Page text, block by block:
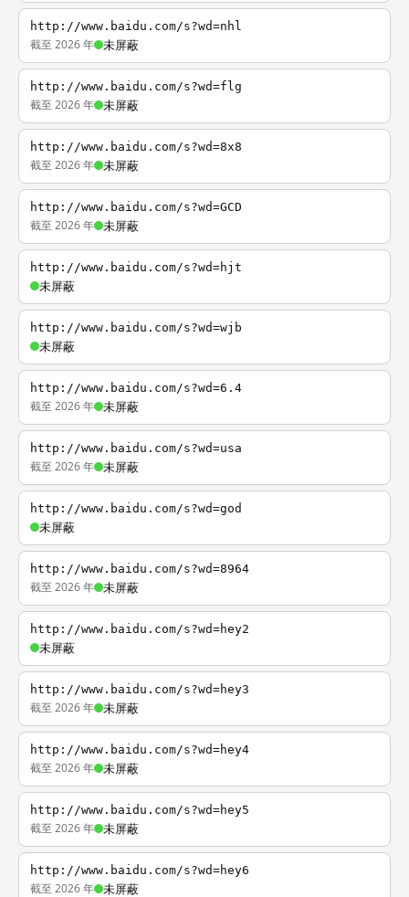
http://www.baidu.com/s?wd=nhl
截至 2026 年 未屏蔽
http://www.baidu.com/s?wd=flg
截至 2026 年 未屏蔽
http://www.baidu.com/s?wd=8x8
截至 2026 年 未屏蔽
http://www.baidu.com/s?wd=GCD
截至 2026 年 未屏蔽
http://www.baidu.com/s?wd=hjt
未屏蔽
http://www.baidu.com/s?wd=wjb
未屏蔽
http://www.baidu.com/s?wd=6.4
截至 2026 年 未屏蔽
http://www.baidu.com/s?wd=usa
截至 2026 年 未屏蔽
http://www.baidu.com/s?wd=god
未屏蔽
http://www.baidu.com/s?wd=8964
截至 2026 年 未屏蔽
http://www.baidu.com/s?wd=hey2
未屏蔽
http://www.baidu.com/s?wd=hey3
截至 2026 年 未屏蔽
http://www.baidu.com/s?wd=hey4
截至 2026 年 未屏蔽
http://www.baidu.com/s?wd=hey5
截至 2026 年 未屏蔽
http://www.baidu.com/s?wd=hey6
截至 2026 年 未屏蔽